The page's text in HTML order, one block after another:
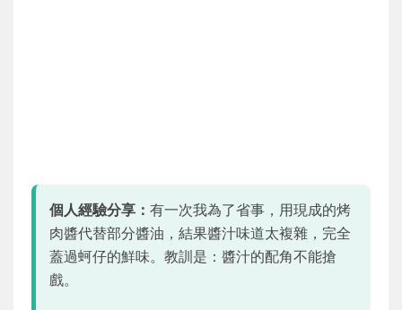
個人經驗分享： 有一次我為了省事，用現成的烤
肉醬代替部分醬油，結果醬汁味道太複雜，完全
蓋過蚵仔的鮮味。教訓是：醬汁的配角不能搶
戲。